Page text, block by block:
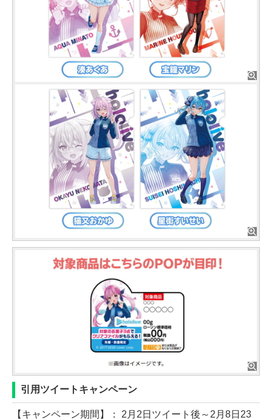
引用ツイートキャンペーン
【キャンペーン期間】： 2月2日ツイート後～2月8日23